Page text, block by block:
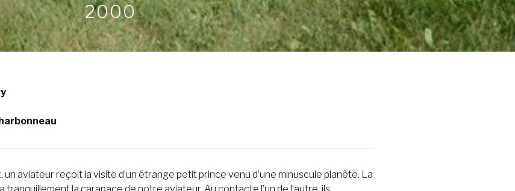
2000
aviateur reçoit la visite d’un étrange petit prince venu d’une minuscule planète. La